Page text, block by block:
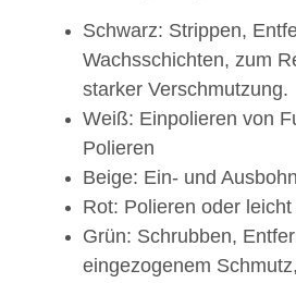
Schwarz: Strippen,
Wachsschichten, zum
starker Verschmutzung.
Weiß: Einpolieren von
Polieren
Beige: Ein- und
Rot: Polieren oder
Grün: Schrubben,
eingezogenem